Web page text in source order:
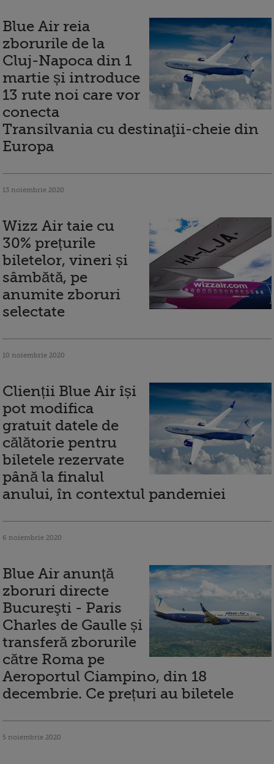
Blue Air reia
zborurile de la
Cluj-Napoca din 1
martie și introduce
13 rute noi care vor
conecta
Transilvania cu destinaţii-cheie din
Europa
13 noiembrie 2020
Wizz Air taie cu
30% prețurile
biletelor, vineri și
sâmbătă, pe
anumite zboruri
selectate
10 noiembrie 2020
Clienții Blue Air își
pot modifica
gratuit datele de
călătorie pentru
biletele rezervate
până la finalul
anului, în contextul pandemiei
6 noiembrie 2020
Blue Air anunţă
zboruri directe
Bucureşti - Paris
Charles de Gaulle și
transferă zborurile
către Roma pe
Aeroportul Ciampino, din 18
decembrie. Ce prețuri au biletele
5 noiembrie 2020